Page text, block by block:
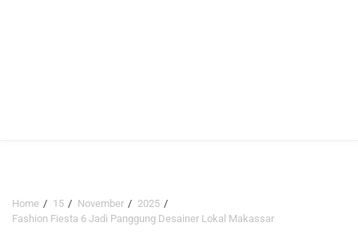
Home 15 November
2025
Fashion Fiesta 6 Jadi Panggung Desainer Lokal Makassar